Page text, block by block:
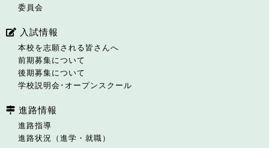
委員会
入試情報
本校を志願される皆さんへ
前期募集について
後期募集について
学校説明会･オープンスクール
進路情報
進路指導
進路状況（進学・就職）